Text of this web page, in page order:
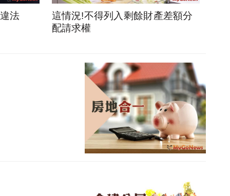
法
這情況!不得列入剩餘財產差額分
配請求權